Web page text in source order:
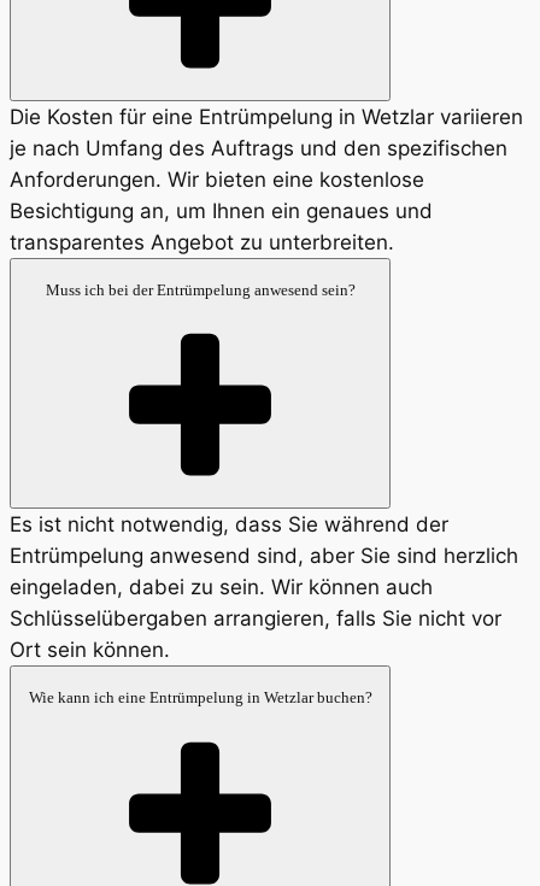
Die Kosten für eine Entrümpelung in Wetzlar variieren
je nach Umfang des Auftrags und den spezifischen
Anforderungen. Wir bieten eine kostenlose
Besichtigung an, um Ihnen ein genaues und
transparentes Angebot zu unterbreiten.
Muss ich bei der Entrümpelung anwesend sein?
Es ist nicht notwendig, dass Sie während der
Entrümpelung anwesend sind, aber Sie sind herzlich
eingeladen, dabei zu sein. Wir können auch
Schlüsselübergaben arrangieren, falls Sie nicht vor
Ort sein können.
Wie kann ich eine Entrümpelung in Wetzlar buchen?